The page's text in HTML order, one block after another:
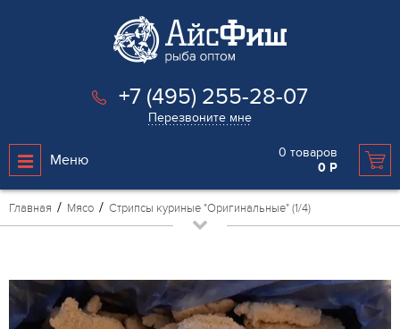
+7 (495) 255-28-07
Перезвоните мне
Меню 0 товаров
0 Р
Главная Мясо Стрипсы куриные "Оригинальные" (1/4)